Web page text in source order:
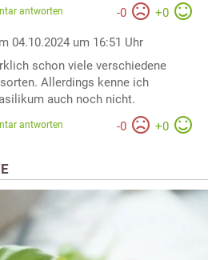
-0 +0
antworten
04.10.2024 um 16:51 Uhr
schon viele verschiedene
Allerdings kenne ich
auch noch nicht.
-0 +0
antworten